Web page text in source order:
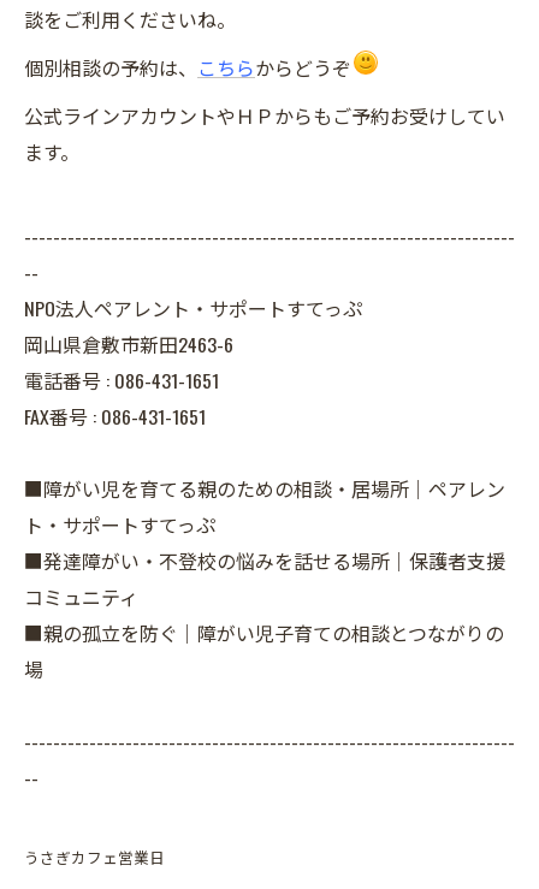
談をご利用くださいね。
個別相談の予約は、 こちらからどうぞ
公式ラインアカウントやＨＰからもご予約お受けしてい
ます。
--------------------------------------------------------------------
--
NPO法人ペアレント・サポートすてっぷ
岡山県倉敷市新田2463-6
電話番号 : 086-431-1651
FAX番号 : 086-431-1651
■障がい児を育てる親のための相談・居場所｜ペアレン
ト・サポートすてっぷ
■発達障がい・不登校の悩みを話せる場所｜保護者支援
コミュニティ
■親の孤立を防ぐ｜障がい児子育ての相談とつながりの
場
--------------------------------------------------------------------
--
うさぎカフェ営業日